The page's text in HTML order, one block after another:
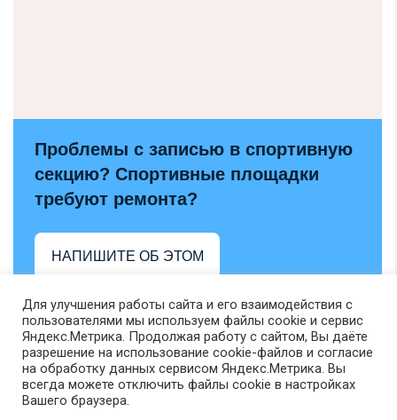
Проблемы с записью в спортивную
секцию? Спортивные площадки
требуют ремонта?
НАПИШИТЕ ОБ ЭТОМ
Для улучшения работы сайта и его взаимодействия с
пользователями мы используем файлы cookie и сервис
Яндекс.Метрика. Продолжая работу с сайтом, Вы даёте
разрешение на использование cookie-файлов и согласие
на обработку данных сервисом Яндекс.Метрика. Вы
всегда можете отключить файлы cookie в настройках
Вашего браузера.